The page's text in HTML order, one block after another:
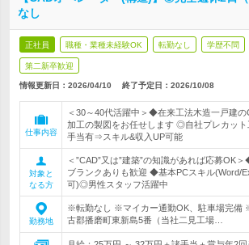
なし
正社員 職種・業種未経験OK 転勤なし 学歴不問
第二新卒歓迎
情報更新日：2026/04/10 終了予定日： 2026/10/08
仕事内容
＜30～40代活躍中＞◆在来工法木造一戸建の
加工の製図をお任せします ◎自社プレカッ
手当有⇒スキル&収入UP可能
対象と
なる方
＜”CAD”又は”建築”の知識があれば応募OK
ブランクありも歓迎 ◆基本PCスキル(Word/
可)◎男性スタッフ活躍中
勤務地
※転勤なし ※マイカー通勤OK、駐車場完備
古郡播磨町東新島5番（当社二見工場…